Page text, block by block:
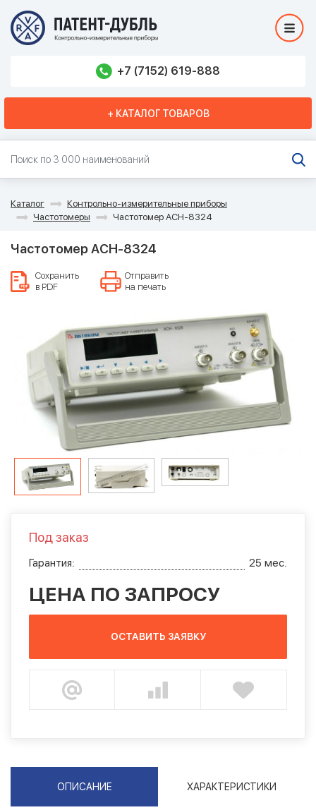
+7 (7152) 619-888
+ КАТАЛОГ ТОВАРОВ
Каталог
Контрольно-измерительные приборы
Частотомеры
Частотомер АСН-8324
Частотомер АСН-8324
Сохранить
в PDF
Отправить
на печать
Под заказ
Гарантия: 25 мес.
ЦЕНА ПО ЗАПРОСУ
ОСТАВИТЬ ЗАЯВКУ
ОПИСАНИЕ ХАРАКТЕРИСТИКИ